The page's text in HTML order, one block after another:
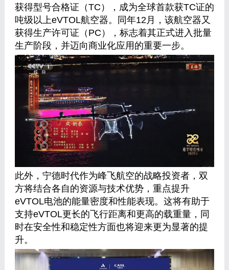
获得型号合格证（TC），成为全球首款获TC证的
吨级以上eVTOL航空器。同年12月，该航空器又
获得生产许可证（PC），标志着其正式进入批量
生产阶段，并迈向商业化应用的重要一步。
此外，宁德时代作为峰飞航空的战略投资者，双
方将结合各自的资源与技术优势，重点提升
eVTOL电池的能量密度和性能表现。这将有助于
支持eVTOL更长的飞行距离和更高的载重量，同
时在安全性和稳定性方面也将迎来更为显著的提
升。